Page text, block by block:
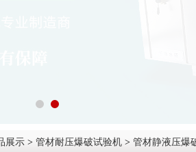
展示 > 管材耐压爆破试验机 > 管材静液压爆